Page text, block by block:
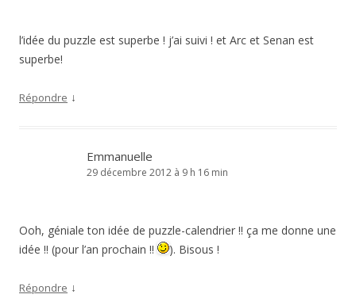
l’idée du puzzle est superbe ! j’ai suivi ! et Arc et Senan est
superbe!
Répondre ↓
Emmanuelle
29 décembre 2012 à 9 h 16 min
Ooh, géniale ton idée de puzzle-calendrier !! ça me donne une
idée !! (pour l’an prochain !!
). Bisous !
Répondre ↓